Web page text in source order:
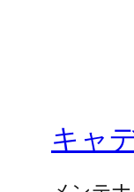
キャ